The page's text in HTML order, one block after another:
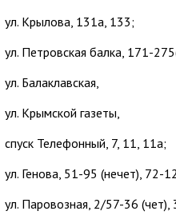
ул. Крылова, 131а, 133;
ул. Петровская балка, 171-
ул. Балаклавская,
ул. Крымской газеты,
спуск Телефонный, 7, 11, 11а;
ул. Генова, 51-95 (нечет), 72-
ул. Паровозная, 2/57-36